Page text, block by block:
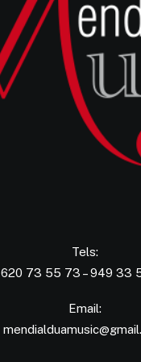
Tels:
620 73 55 73 – 949 33
Email: